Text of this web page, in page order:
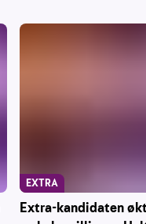
Extra-kandidaten
EXTRA